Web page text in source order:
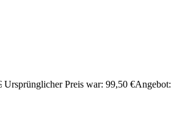
Ursprünglicher Preis war: 99,50 €Angebot: